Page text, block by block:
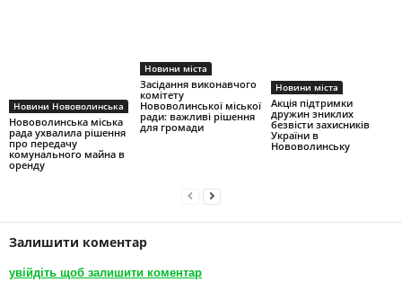
Новини Нововолинська
Нововолинська міська
рада ухвалила рішення
про передачу
комунального майна в
оренду
Новини міста
Засідання виконавчого
комітету
Нововолинської міської
ради: важливі рішення
для громади
Новини міста
Акція підтримки
дружин зниклих
безвісти захисників
України в
Нововолинську
Залишити коментар
увійдіть щоб залишити коментар